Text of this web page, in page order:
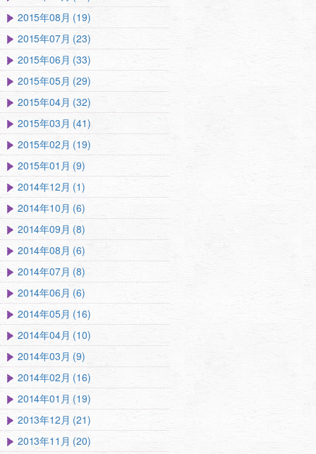
2015年08月 (19)
2015年07月 (23)
2015年06月 (33)
2015年05月 (29)
2015年04月 (32)
2015年03月 (41)
2015年02月 (19)
2015年01月 (9)
2014年12月 (1)
2014年10月 (6)
2014年09月 (8)
2014年08月 (6)
2014年07月 (8)
2014年06月 (6)
2014年05月 (16)
2014年04月 (10)
2014年03月 (9)
2014年02月 (16)
2014年01月 (19)
2013年12月 (21)
2013年11月 (20)